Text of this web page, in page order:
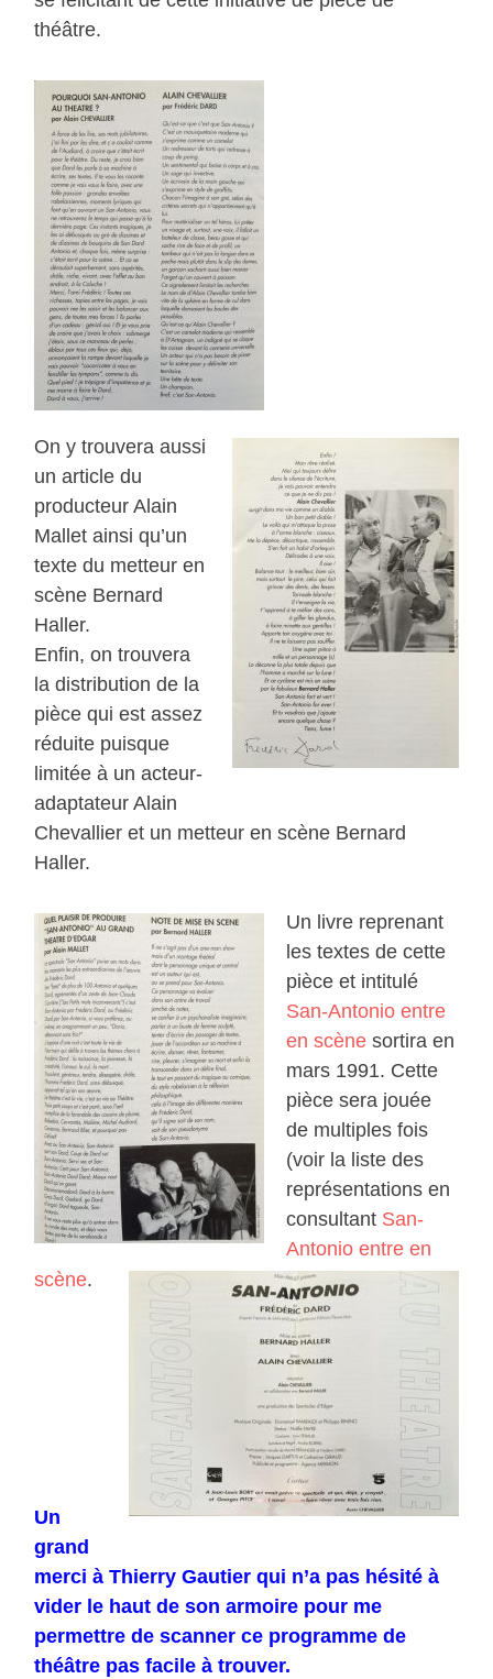
théâtre.
On y trouvera aussi
un article du
producteur Alain
Mallet ainsi qu’un
texte du metteur en
scène Bernard
Haller.
Enfin, on trouvera
la distribution de la
pièce qui est assez
réduite puisque
limitée à un acteur-
adaptateur Alain
Chevallier et un metteur en scène Bernard
Haller.
Un livre reprenant
les textes de cette
pièce et intitulé
San-Antonio entre
en scène sortira en
mars 1991. Cette
pièce sera jouée
de multiples fois
(voir la liste des
représentations en
consultant San-
Antonio entre en
scène.
Un
grand
merci à Thierry Gautier qui n’a pas hésité à
vider le haut de son armoire pour me
permettre de scanner ce programme de
théâtre pas facile à trouver.